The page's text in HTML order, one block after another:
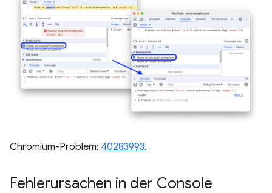
Chromium-Problem: 40283993.
Fehlerursachen in der Console